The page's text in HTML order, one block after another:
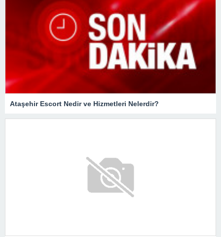
Ataşehir Escort Nedir ve Hizmetleri Nelerdir?